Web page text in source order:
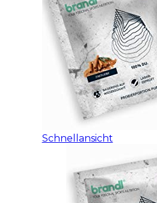
Schnellansicht